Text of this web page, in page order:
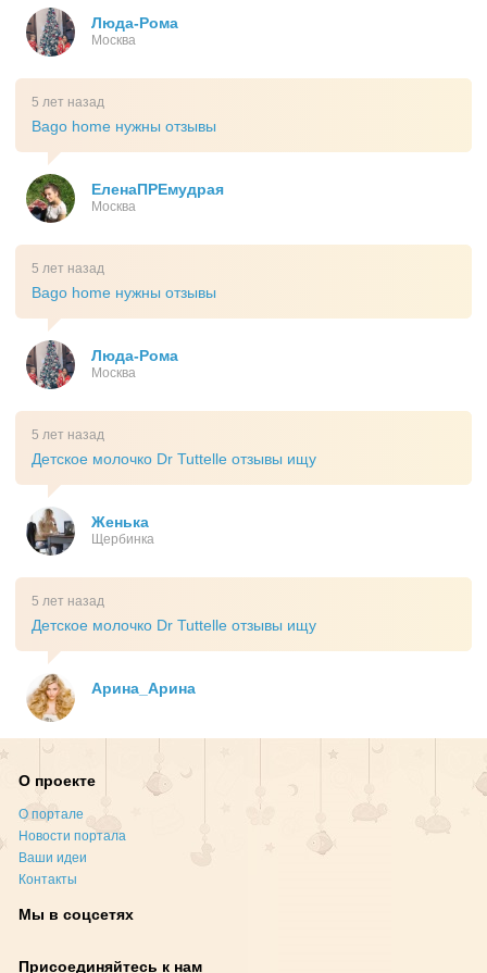
Люда-Рома
Москва
5 лет назад
Bago home нужны отзывы
ЕленаПРЕмудрая
Москва
5 лет назад
Bago home нужны отзывы
Люда-Рома
Москва
5 лет назад
Детское молочко Dr Tuttelle отзывы ищу
Женька
Щербинка
5 лет назад
Детское молочко Dr Tuttelle отзывы ищу
Арина_Арина
О проекте
О портале
Новости портала
Ваши идеи
Контакты
Мы в соцсетях
Присоединяйтесь к нам